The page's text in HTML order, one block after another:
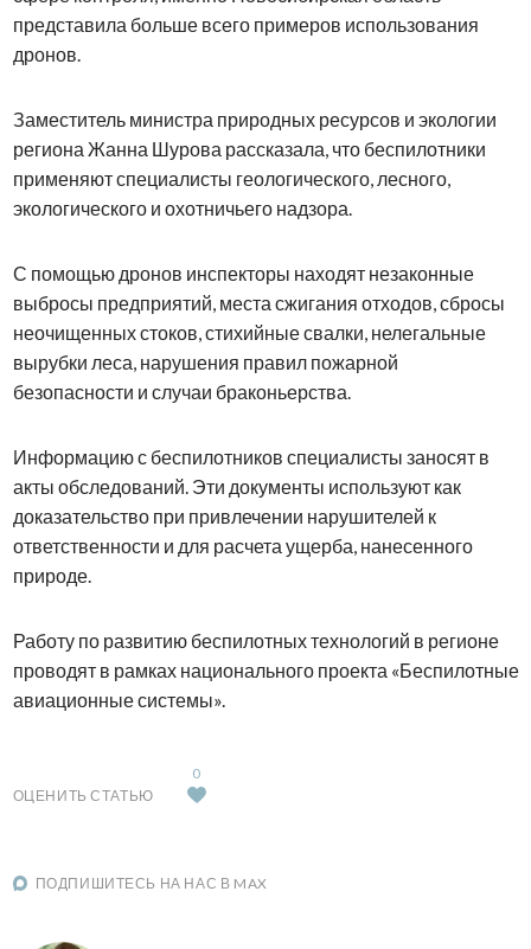
представила больше всего примеров использования
дронов.
Заместитель министра природных ресурсов и экологии
региона Жанна Шурова рассказала, что беспилотники
применяют специалисты геологического, лесного,
экологического и охотничьего надзора.
С помощью дронов инспекторы находят незаконные
выбросы предприятий, места сжигания отходов, сбросы
неочищенных стоков, стихийные свалки, нелегальные
вырубки леса, нарушения правил пожарной
безопасности и случаи браконьерства.
Информацию с беспилотников специалисты заносят в
акты обследований. Эти документы используют как
доказательство при привлечении нарушителей к
ответственности и для расчета ущерба, нанесенного
природе.
Работу по развитию беспилотных технологий в регионе
проводят в рамках национального проекта «Беспилотные
авиационные системы».
ОЦЕНИТЬ СТАТЬЮ
0
ПОДПИШИТЕСЬ НА НАС В MAX